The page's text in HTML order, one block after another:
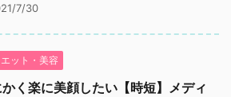
7/30
ット・美容
かく楽に美顔したい【時短】メディ